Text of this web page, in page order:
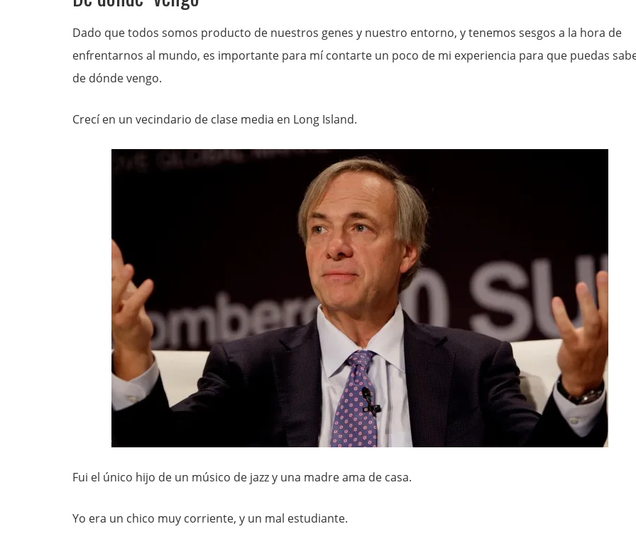
Dado que todos somos producto de nuestros genes y nuestro entorno, y tenemos sesgos a la hora de
enfrentarnos al mundo, es importante para mí contarte un poco de mi experiencia para que puedas
de dónde vengo.
Crecí en un vecindario de clase media en Long Island.
Fui el único hijo de un músico de jazz y una madre ama de casa.
Yo era un chico muy corriente, y un mal estudiante.